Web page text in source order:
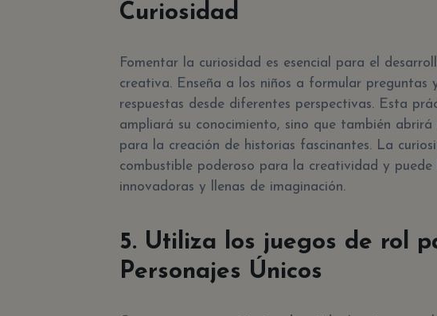
Curiosidad
Fomentar la curiosidad es esencial para el
creativa. Enseña a los niños a formular preguntas
respuestas desde diferentes perspectivas. Esta
ampliará su conocimiento, sino que también abrirá
para la creación de historias fascinantes. La
combustible poderoso para la creatividad y puede
innovadoras y llenas de imaginación.
5. Utiliza los juegos de rol
Personajes Únicos